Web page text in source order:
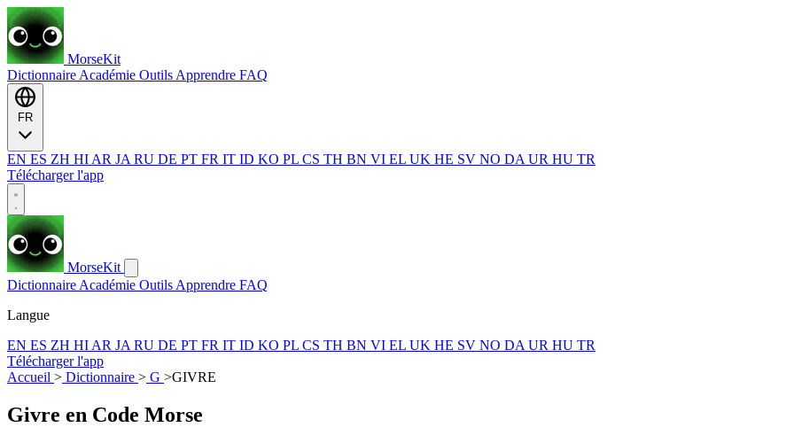
MorseKit
Dictionnaire Académie Outils Apprendre FAQ
EN ES ZH HI AR JA RU DE PT FR IT ID KO PL CS TH BN VI EL UK HE SV NO DA UR HU TR
Télécharger l'app
MorseKit
Dictionnaire Académie Outils Apprendre FAQ
Langue
EN ES ZH HI AR JA RU DE PT FR IT ID KO PL CS TH BN VI EL UK HE SV NO DA UR HU TR
Télécharger l'app
Accueil > Dictionnaire > G >GIVRE
Givre en Code Morse